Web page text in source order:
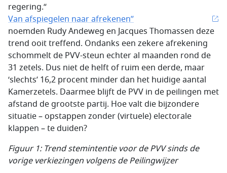
regering.“
Van afspiegelen naar afrekenen”
noemden Rudy Andeweg en Jacques Thomassen deze
trend ooit treffend. Ondanks een zekere afrekening
schommelt de PVV-steun echter al maanden rond de
31 zetels. Dus niet de helft of ruim een derde, maar
‘slechts’ 16,2 procent minder dan het huidige aantal
Kamerzetels. Daarmee blijft de PVV in de peilingen met
afstand de grootste partij. Hoe valt die bijzondere
situatie – opstappen zonder (virtuele) electorale
klappen – te duiden?
Figuur 1: Trend stemintentie voor de PVV sinds de
vorige verkiezingen volgens de Peilingwijzer